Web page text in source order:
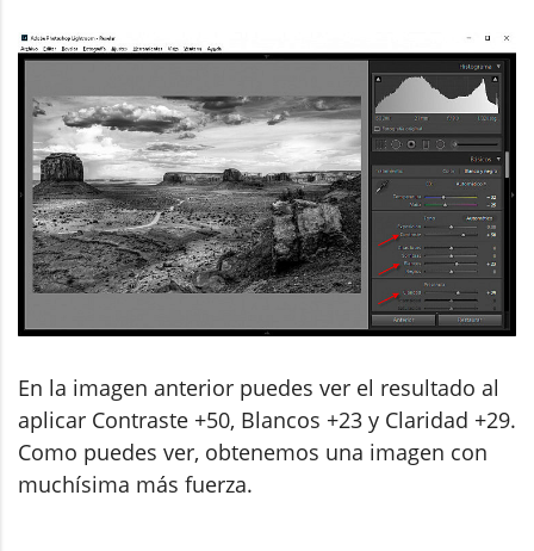
En la imagen anterior puedes ver el resultado al
aplicar Contraste +50, Blancos +23 y Claridad +29.
Como puedes ver, obtenemos una imagen con
muchísima más fuerza.